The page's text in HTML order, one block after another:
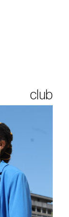
club